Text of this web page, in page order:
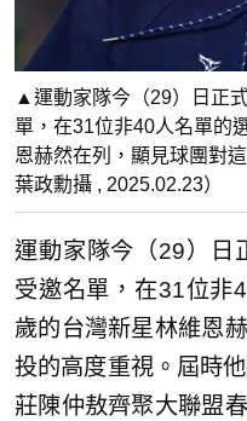
▲運動家隊今（29）日正
單，在31位非40人名單的
恩赫然在列，顯見球團對
葉政勳攝 , 2025.02.23）
運動家隊今（29）日
受邀名單，在31位非
歲的台灣新星林維恩
投的高度重視。屆時
莊陳仲敖齊聚大聯盟